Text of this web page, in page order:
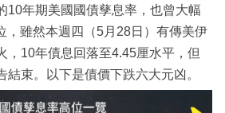
10年期美國國債孳息率，也曾大幅
，雖然本週四（5月28日）有傳美伊
，10年債息回落至4.45厘水平，但
結束。以下是債價下跌六大元凶。